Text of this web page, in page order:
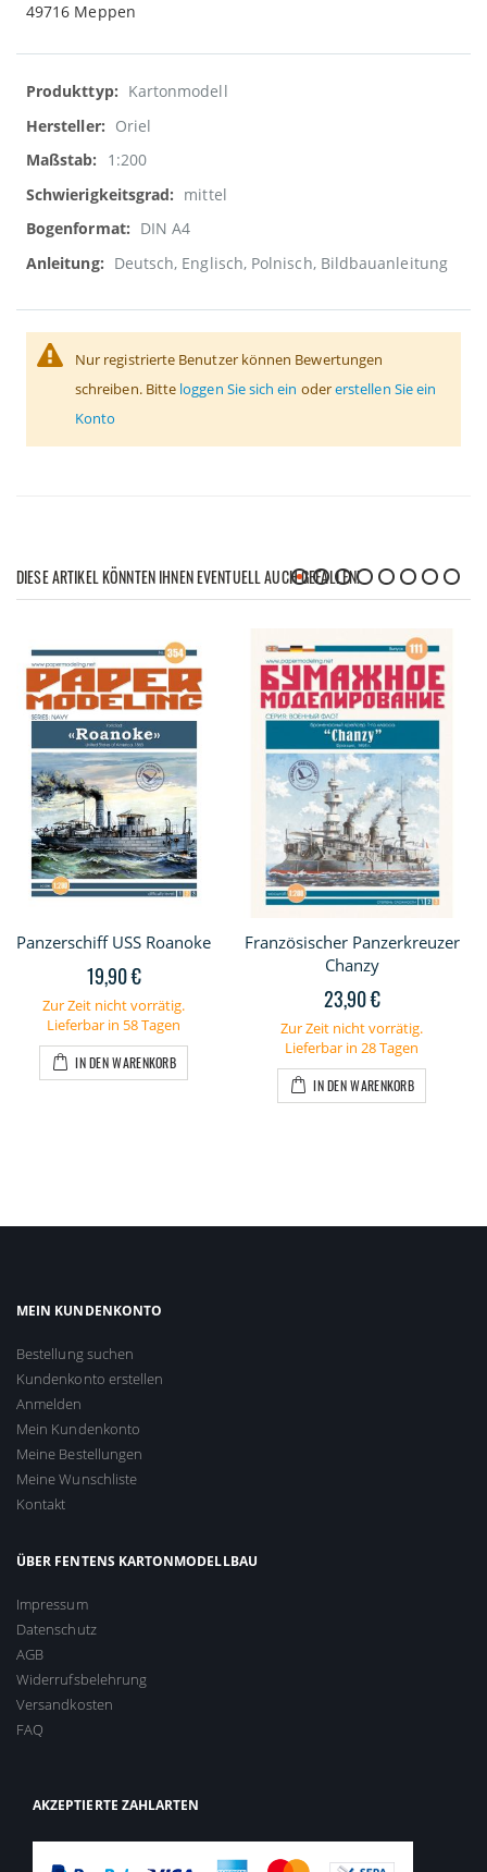
49716 Meppen
Weitere
Informationen
Kartonmodell
Oriel
1:200
mittel
DIN A4
Deutsch, Englisch, Polnisch, Bildbauanleitung
Nur registrierte Benutzer können Bewertungen
schreiben. Bitte loggen Sie sich ein odererstellen Sie ein
Konto
DIESE ARTIKEL KÖNNTEN IHNEN EVENTUELL AUCH GEFALLEN!
Panzerschiff USS Roanoke
19,90 €
Zur Zeit nicht vorrätig.
Lieferbar in 58 Tagen
IN DEN WARENKORB
Französischer Panzerkreuzer
Chanzy
23,90 €
Zur Zeit nicht vorrätig.
Lieferbar in 28 Tagen
IN DEN WARENKORB
MEIN KUNDENKONTO
Bestellung suchen
Kundenkonto erstellen
Anmelden
Mein Kundenkonto
Meine Bestellungen
Meine Wunschliste
Kontakt
ÜBER FENTENS KARTONMODELLBAU
Impressum
Datenschutz
AGB
Widerrufsbelehrung
Versandkosten
FAQ
AKZEPTIERTE ZAHLARTEN